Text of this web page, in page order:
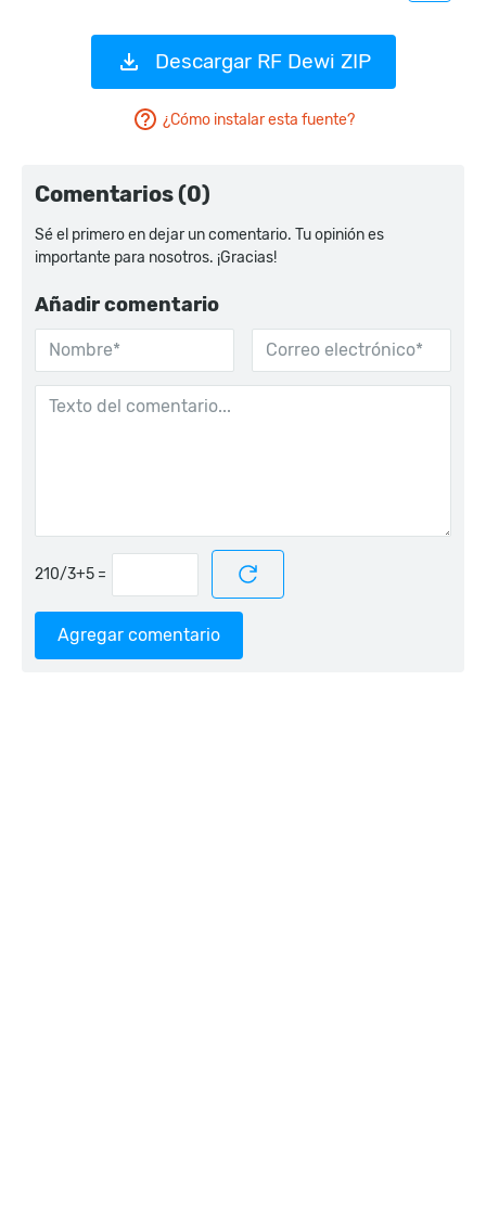
Descargar RF Dewi ZIP
¿Cómo instalar esta fuente?
Comentarios (0)
Sé el primero en dejar un comentario. Tu opinión es
importante para nosotros. ¡Gracias!
Añadir comentario
=
Agregar comentario